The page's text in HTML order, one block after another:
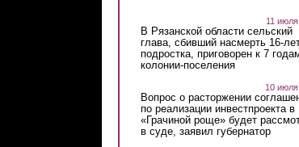
11
В Рязанской области сельский
глава, сбивший насмерть 16-
подростка, приговорен к 7
колонии-поселения
10
Вопрос о расторжении
по реализации инвестпроекта в
«Грачиной роще» будет
в суде, заявил губернатор